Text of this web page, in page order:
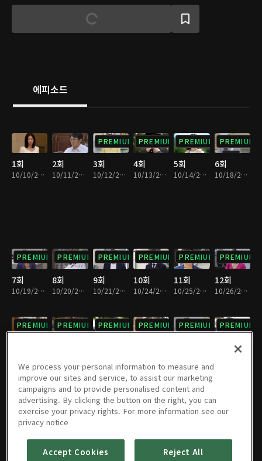
을 알게 되며 그의 인생을 짓밟겠다고 맹세한다. 서연이 선택한 복수의
첫 단계는, 한때 오빠라 불렀던 강태풍과 결혼해 강백산의 며느리가 되는
에피소드
1회
10/10/2022 • 31분
2회
10/11/2022 • 31분
PREMIUM
3회
10/12/2022 • 31분
PREMIUM
4회
10/13/2022 • 32분
PREMIUM
5회
10/14/2022 • 31분
PREMIUM
6회
10/18/2022 • 31분
PREMIUM
7회
10/19/2022 • 31분
PREMIUM
8회
10/20/2022 • 31분
PREMIUM
9회
10/21/2022 • 31분
PREMIUM
10회
10/24/2022 • 31분
PREMIUM
11회
10/25/2022 • 32분
PREMIUM
12회
10/26/2022 • 31분
PREMIUM PREMIUM PREMIUM PREMIUM PREMIUM PREMIUM
PREMIUM
19회
11/08/2022 • 32분
PREMIUM
20회
PREMIUM
21회
PREMIUM
22회
PREMIUM
23회 24회
We process your personal information to measure and
improve our sites and service, to assist our marketing
campaigns and to provide personalised content and
advertising. By clicking the button on the right, you can
exercise your privacy rights. For more information see our
privacy notice
Accept Cookies Reject All